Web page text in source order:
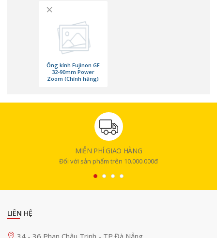
"GFX", đem lại chất lượng hình ảnh vượt trội và khả năng quay video ấn
tượng. Tiếp nối thành công đó, "GFX ETERNA" được kỳ vọng sẽ định
hình kỷ nguyên mới của ngành làm phim, kết hợp hoàn hảo công nghệ
tiên tiến từ dòng GFX với ống kính Fujinon danh tiếng.
Công nghệ đột phá dành cho ngành làm phim
Bên cạnh "GFX ETERNA", Fujifilm cũng phát triển ống kính zoom GF điện
càng tăng về các video chất lượng cao được sản xuất nhanh chóng và
hiệu quả chi phí, Fujifilm cam kết mang đến những giải pháp công nghệ
đột phá, đồng thời mở rộng hệ sinh thái "GFX" thông qua các thử
nghiệm thực tế nghiêm ngặt.
×
Ống kính Fujinon GF
32-90mm Power
Zoom (Chính hãng)
MIỄN PHÍ GIAO HÀNG
Đối với sản phẩm trên 10.000.000đ
LIÊN HỆ